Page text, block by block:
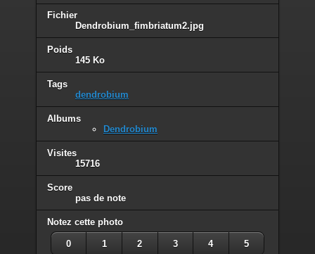
Fichier
Dendrobium_fimbriatum2.jpg
Poids
145 Ko
Tags
dendrobium
Albums
Dendrobium
Visites
15716
Score
pas de note
Notez cette photo
0 1 2 3 4 5